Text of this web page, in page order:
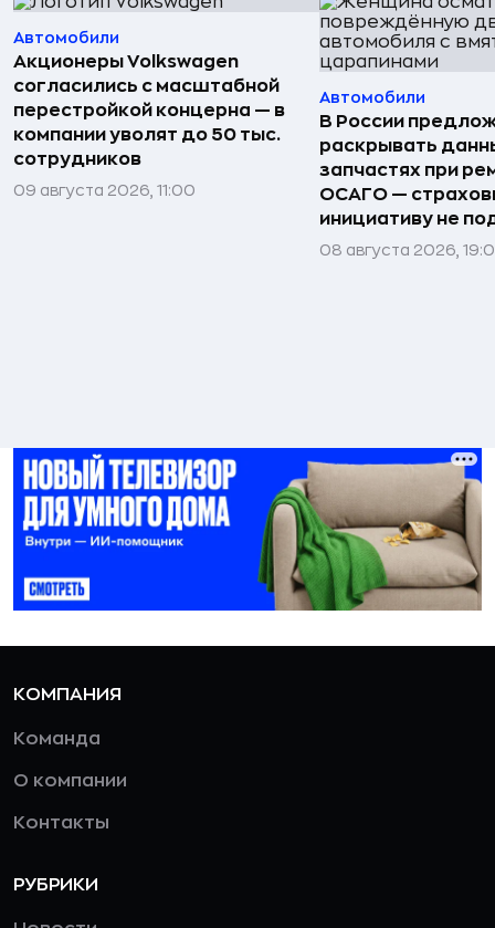
Автомобили
Акционеры Volkswagen
согласились с масштабной
перестройкой концерна — в
компании уволят до 50 тыс.
сотрудников
09 августа 2026, 11:00
Автомобили
В России
раскрывать
запчастях при
ОСАГО —
инициативу не
08 августа 2026,
КОМПАНИЯ
Команда
О компании
Контакты
РУБРИКИ